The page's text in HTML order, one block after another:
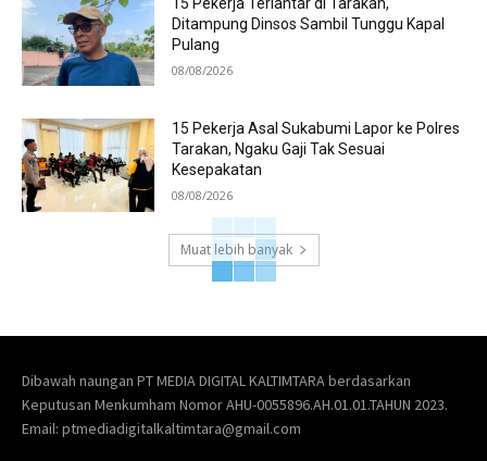
Ditampung Dinsos Sambil Tunggu Kapal
Pulang
08/08/2026
15 Pekerja Asal Sukabumi Lapor ke Polres
Tarakan, Ngaku Gaji Tak Sesuai
Kesepakatan
08/08/2026
Muat lebih banyak
Dibawah naungan PT MEDIA DIGITAL KALTIMTARA berdasarkan
Keputusan Menkumham Nomor AHU-0055896.AH.01.01.TAHUN 2023.
Email: ptmediadigitalkaltimtara@gmail.com